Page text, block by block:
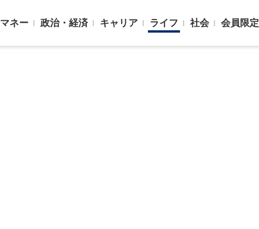
マネー 政治・経済 キャリア ライフ 社会 会員限定